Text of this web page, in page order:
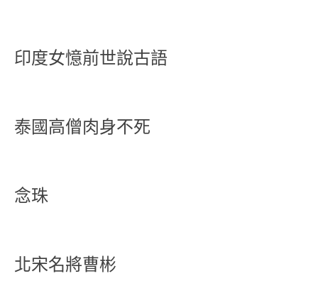
印度女憶前世說古語
泰國高僧肉身不死
念珠
北宋名將曹彬